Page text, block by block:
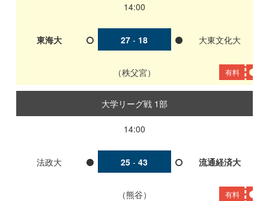
14:00
東海大 27 - 18 大東文化大
秩父宮 有料
大学リーグ戦 1部
14:00
法政大 25 - 43 流通経済大
熊谷 有料